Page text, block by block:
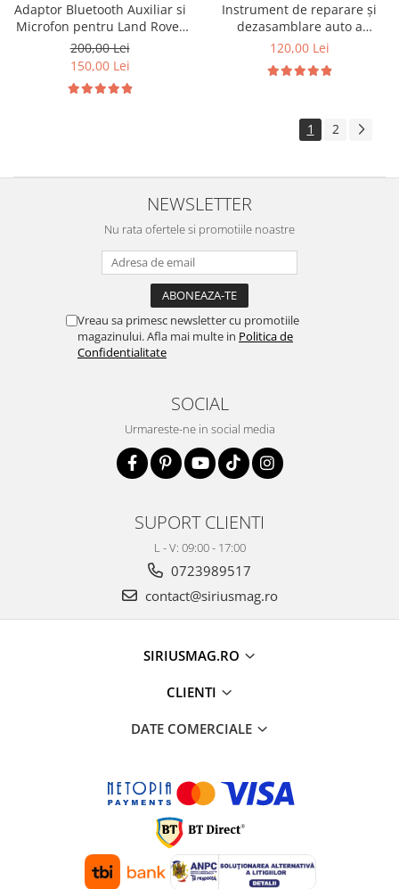
Adaptor Bluetooth Auxiliar si
Microfon pentru Land Rover
Discovery Jaguar Volvo
200,00 Lei
150,00 Lei
Instrument de reparare și
dezasamblare auto a
distribuitorului de unghi de
120,00 Lei
1 2
NEWSLETTER
Nu rata ofertele si promotiile noastre
Vreau sa primesc newsletter cu promotiile
magazinului. Afla mai multe in Politica de
Confidentialitate
SOCIAL
Urmareste-ne in social media
SUPORT CLIENTI
L - V: 09:00 - 17:00
0723989517
contact@siriusmag.ro
SIRIUSMAG.RO
CLIENTI
DATE COMERCIALE